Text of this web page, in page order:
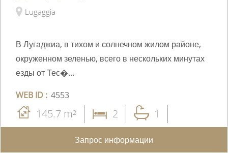
Lugaggia
В Лугаджиа, в тихом и солнечном жилом районе,
окруженном зеленью, всего в нескольких минутах
езды от Тес�...
WEB ID : 4553
145.7 m² 2 1
Запрос информации